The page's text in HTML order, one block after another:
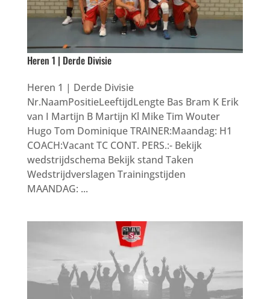
Heren 1 | Derde Divisie
Heren 1 | Derde Divisie
Nr.NaamPositieLeeftijdLengte Bas Bram K Erik
van I Martijn B Martijn Kl Mike Tim Wouter
Hugo Tom Dominique TRAINER:Maandag: H1
COACH:Vacant TC CONT. PERS.:- Bekijk
wedstrijdschema Bekijk stand Taken
Wedstrijdverslagen Trainingstijden
MAANDAG: ...